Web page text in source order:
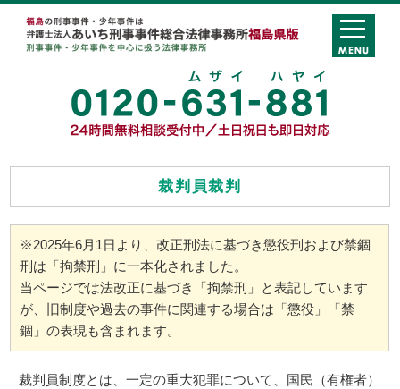
裁判員裁判
※2025年6月1日より、改正刑法に基づき懲役刑および禁錮
刑は「拘禁刑」に一本化されました。
当ページでは法改正に基づき「拘禁刑」と表記しています
が、旧制度や過去の事件に関連する場合は「懲役」「禁
錮」の表現も含まれます。
裁判員制度とは、一定の重大犯罪について、国民（有権者）